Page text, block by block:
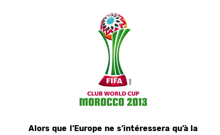
Alors que l’Europe ne s’intéressera qu’à la